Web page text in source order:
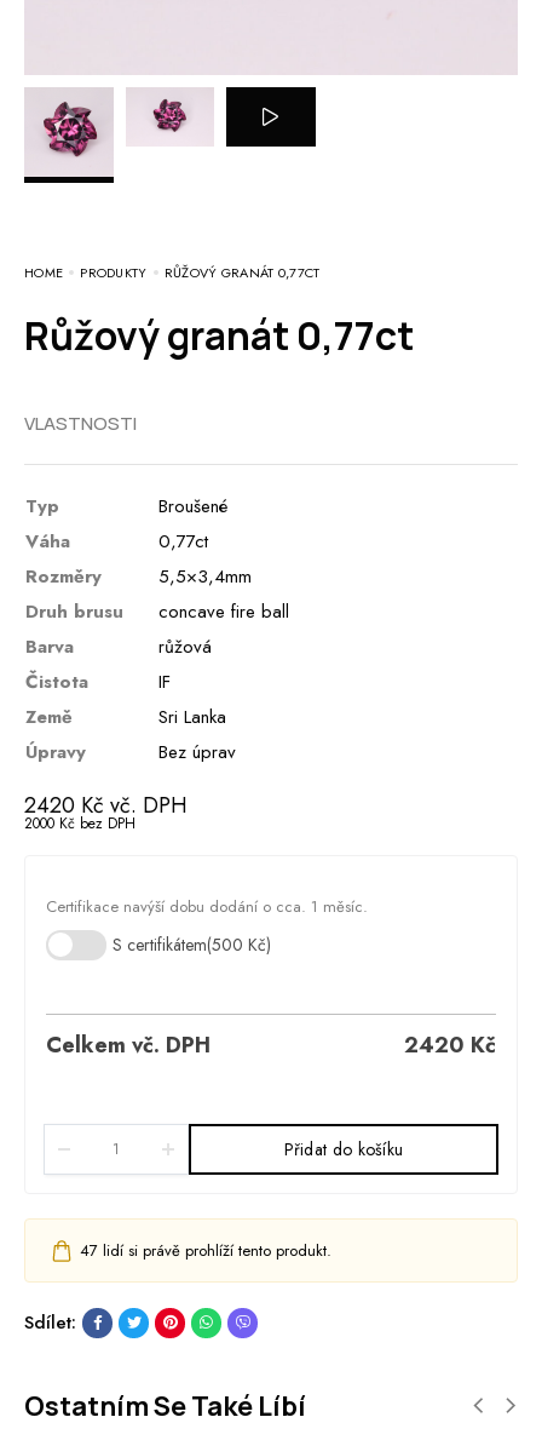
HOME PRODUKTY RŮŽOVÝ GRANÁT 0,77CT
Růžový granát 0,77ct
VLASTNOSTI
Typ
Broušené
Váha
0,77ct
Rozměry
5,5×3,4mm
Druh brusu
concave fire ball
Barva
růžová
Čistota
IF
Země
Sri Lanka
Úpravy
Bez úprav
2420 Kč vč. DPH
2000 Kč bez DPH
Certifikace navýší dobu dodání o cca. 1 měsíc.
S certifikátem(500 Kč)
Celkem vč. DPH 2420 Kč
Přidat do košíku
47 lidí si právě prohlíží tento produkt.
Sdílet:
Ostatním Se Také Líbí